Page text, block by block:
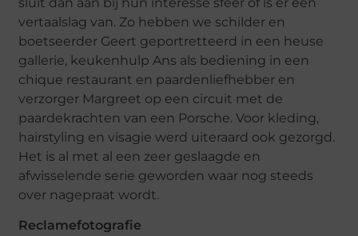
vertaalslag van. Zo hebben we schilder en
boetseerder Geert geportretteerd in een heuse
gallerie, keukenhulp Ans als bediening in een
chique restaurant en paardenliefhebber en
verzorger Margreet op een circuit met de
paardekrachten van een Porsche. Voor kleding,
hairstyling en visagie werd uiteraard ook gezorgd.
Het is al met al een zeer geslaagde en
afwisselende serie geworden waar nog steeds
over nagepraat wordt.
Reclamefotografie